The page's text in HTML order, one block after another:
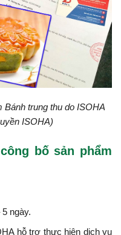
trung thu do ISOHA
ISOHA)
bố sản phẩm
ngày.
hỗ trợ thực hiện dịch vụ